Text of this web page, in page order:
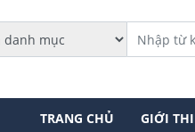
TRANG CHỦ GIỚI